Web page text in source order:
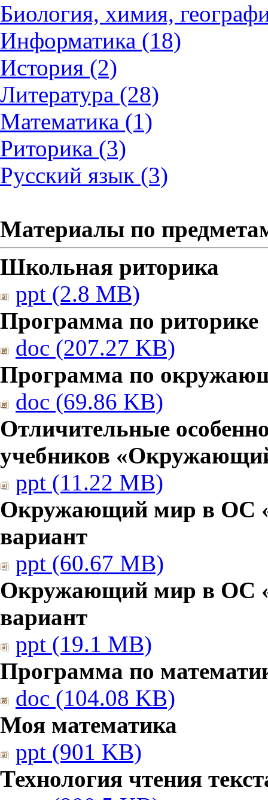
Биология, химия,
Информатика (18)
История (2)
Литература (28)
Математика (1)
Риторика (3)
Русский язык (3)
Материалы по
Школьная риторика
ppt (2.8 MB)
Программа по риторике
doc (207.27 KB)
Программа по
doc (69.86 KB)
Отличительные
учебников
ppt (11.22 MB)
Окружающий мир в ОС
вариант
ppt (60.67 MB)
Окружающий мир в ОС
вариант
ppt (19.1 MB)
Программа по
doc (104.08 KB)
Моя математика
ppt (901 KB)
Технология чтения